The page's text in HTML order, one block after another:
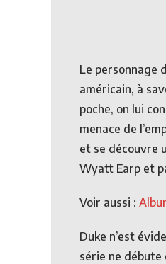
Le personnage
américain, à
poche, on lui
menace de
et se découvre
Wyatt Earp et
Voir aussi :
Duke n’est
série ne débute